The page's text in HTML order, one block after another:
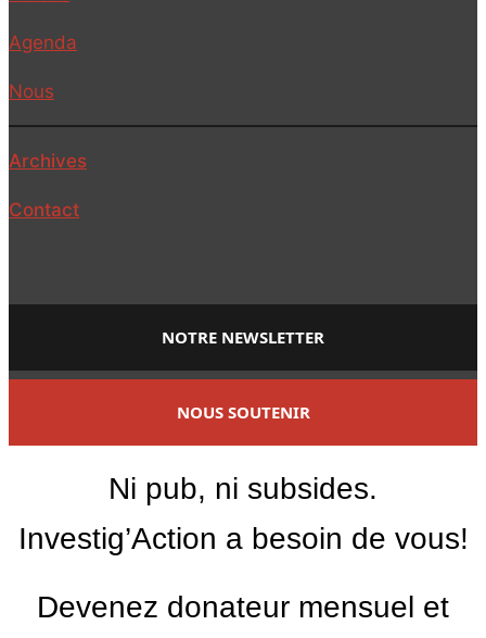
Agenda
Nous
Archives
Contact
NOTRE NEWSLETTER
NOUS SOUTENIR
Ni pub, ni subsides.
Investig’Action a besoin de vous!
Devenez donateur mensuel et